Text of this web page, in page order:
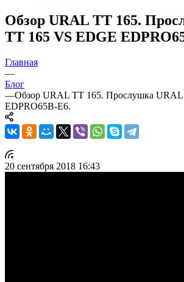
Обзор URAL TT 165.
TT 165 VS EDGE
Главная
—
Блог
—Обзор URAL TT 165. Прослушка
EDPRO65B-E6.
20 сентября 2018 16:43